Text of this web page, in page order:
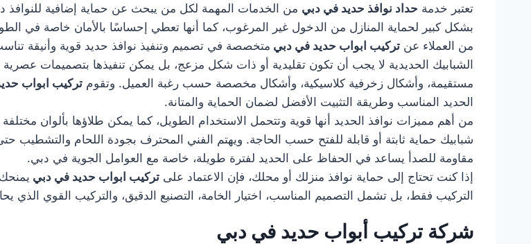
تعتبر خدمة حداد نوافذ حديد في دبي من الخدمات المهمة لكل من يبحث عن حماية إضافية للنوافذ
بشكل كبير لحماية المنازل من الدخول غير المرغوب، كما أنها تعطي إحساسًا بالأمان خاصة في
من العملاء عن تركيب ابواب حديد في دبي متخصصة في تصميم وتنفيذ نوافذ حديد قوية وأنيقة
الشبابيك الحديدية لا يجب أن تكون تقليدية أو ذات شكل مزعج، بل يمكن تنفيذها بتصميمات
مستقيمة، وأشكال زخرفية كلاسيكية، وأشكال مخصصة حسب رغبة العميل. وتقوم تركيب ابواب
الحديد المناسب وطريقة التثبيت الأفضل لضمان الحماية والمتانة.
من أهم مميزات نوافذ الحديد أنها قوية وتتحمل الاستخدام الطويل، كما يمكن طلاؤها بألوان
شبابيك حماية ثابتة أو قابلة للفتح حسب الحاجة. ويهتم الفني المحترف بجودة اللحام
مقاومة للصدأ يساعد في الحفاظ على الحديد لفترة طويلة، خاصة مع العوامل الجوية في دبي.
إذا كنت تحتاج إلى حماية نوافذ منزلك أو محلك، فإن الاعتماد على تركيب ابواب حديد في دبي
التركيب فقط، بل تشمل التصميم المناسب، اختيار الخامة، التصنيع الدقيق، والتركيب القوي الذي
شركة تركيب أبواب حديد في دبي